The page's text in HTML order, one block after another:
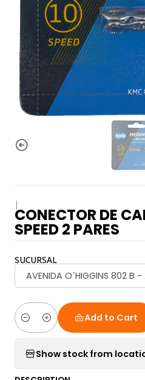
|
CONECTOR DE
SPEED 2 PARES
SUCURSAL
AVENIDA O´HIGGINS 802 B -
Quantity
Add to Cart
Show stock from